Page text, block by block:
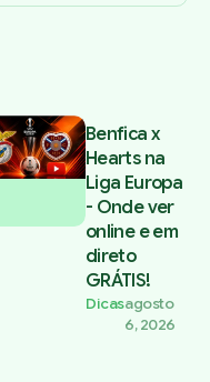
Benfica x
Hearts na
Liga Europa
- Onde ver
online e em
direto
GRÁTIS!
Dicasagosto
6, 2026